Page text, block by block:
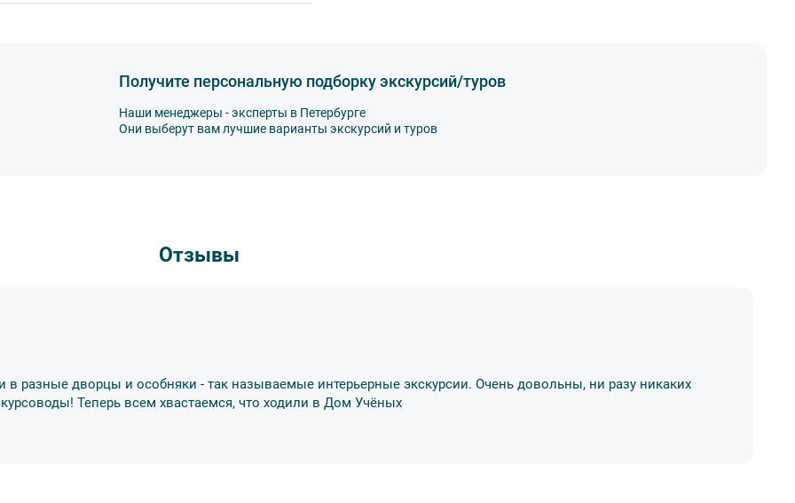
воды,
правила поведения на экскурсии.
возрастное ограничение6+. Данное
Получите персональную подборку экскурсий/туров
Наши менеджеры - эксперты в Петербурге
Они выберут вам лучшие варианты экскурсий и туров
Отзывы
в разные дворцы и особняки - так называемые интерьерные экскурсии. Очень довольны, ни разу никаких
Теперь всем хвастаемся, что ходили в Дом Учёных